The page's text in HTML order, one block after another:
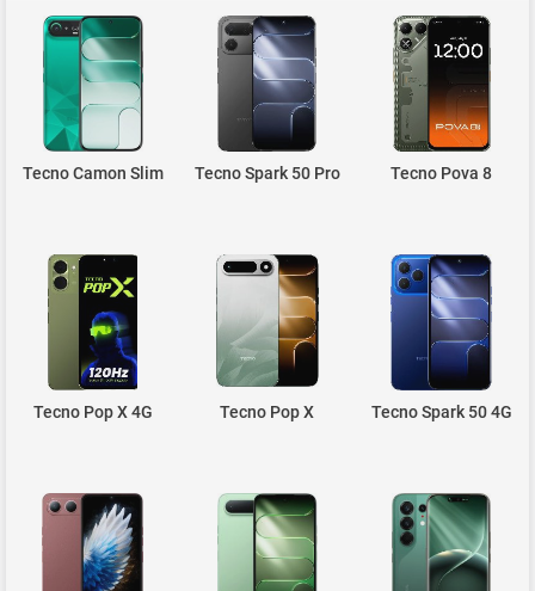
Tecno Camon Slim Tecno Spark 50 Pro Tecno Pova 8
Tecno Pop X 4G Tecno Pop X Tecno Spark 50 4G